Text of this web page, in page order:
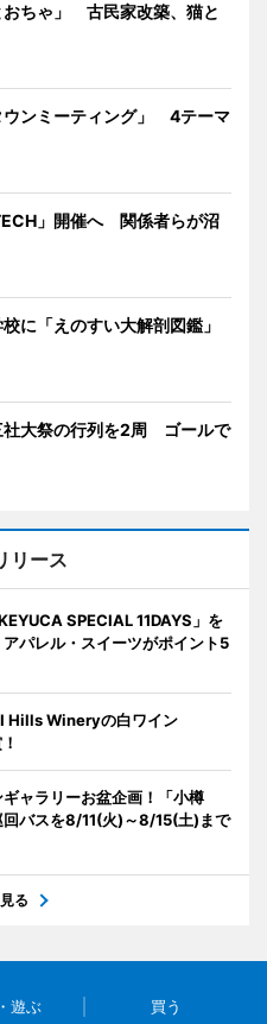
おちゃ」 古民家改築、猫と
ウンミーティング」 4テーマ
」開催へ 関係者らが沼
に「えのすい大解剖図鑑」
社大祭の行列を2周 ゴールで
リース
SPECIAL 11DAYS」を
パレル・スイーツがポイント5
Hills Wineryの白ワイン
ギャラリーお盆企画！「小樽
バスを8/11(火)～8/15(土)まで
る
遊ぶ 買う